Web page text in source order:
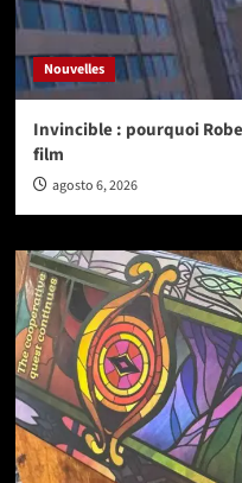
Nouvelles
Invincible : pourquoi
film
agosto 6, 2026